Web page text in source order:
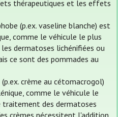
thérapeutiques et les effets
(p.ex. vaseline blanche) est
comme le véhicule le plus
dermatoses lichénifiées ou
ce sont des pommades au
crème au cétomacrogol)
comme le véhicule le
traitement des dermatoses